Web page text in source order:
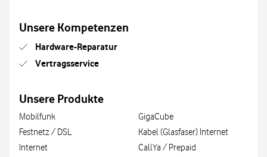
Unsere Kompetenzen
Hardware-Reparatur
Vertragsservice
Unsere Produkte
Mobilfunk
Festnetz / DSL
Internet
GigaCube
Kabel (Glasfaser) Internet
CallYa / Prepaid